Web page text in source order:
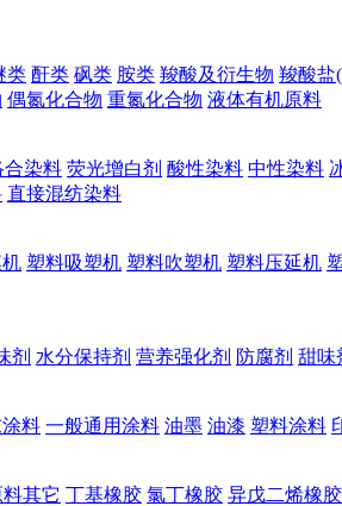
类 酐类 砜类 胺类 羧酸及衍生物 羧酸盐
偶氮化合物 重氮化合物 液体有机原料
合染料 荧光增白剂 酸性染料 中性染料
直接混纺染料
塑料吸塑机 塑料吹塑机 塑料压延机
剂 水分保持剂 营养强化剂 防腐剂 甜味
料 一般通用涂料 油墨 油漆 塑料涂料
其它 丁基橡胶 氯丁橡胶 异戊二烯橡胶